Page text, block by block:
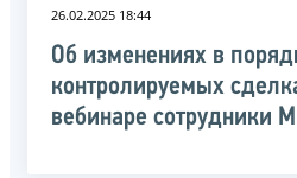
26.02.2025 18:44
Об изменениях в
контролируемых
вебинаре